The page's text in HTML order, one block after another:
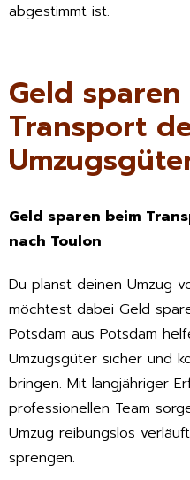
abgestimmt ist.
Geld
Transport
Geld sparen beim
nach Toulon
Du planst deinen Umzug
möchtest dabei Geld
Potsdam aus Potsdam
Umzugsgüter sicher und
bringen. Mit langjähriger
professionellen Team
Umzug reibungslos
sprengen.